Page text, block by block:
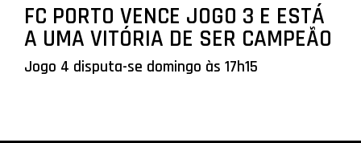
FC PORTO VENCE JOGO 3 E ESTÁ
A UMA VITÓRIA DE SER CAMPEÃO
Jogo 4 disputa-se domingo às 17h15